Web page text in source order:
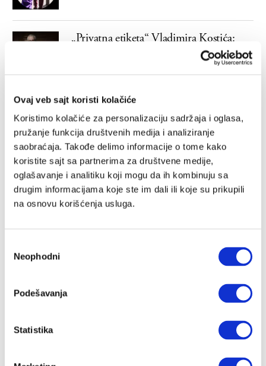
Ovaj veb sajt koristi kolačiće
Koristimo kolačiće za personalizaciju sadržaja i oglasa,
pružanje funkcija društvenih medija i analiziranje
saobraćaja. Takođe delimo informacije o tome kako
koristite sajt sa partnerima za društvene medije,
oglašavanje i analitiku koji mogu da ih kombinuju sa
drugim informacijama koje ste im dali ili koje su prikupili
na osnovu korišćenja usluga.
сагласности
Neophodni
Podešavanja
Statistika
„Privatna etiketa“ Vladimira Kostića:
„Osmijeh“ kojim se bivši predsednik
Ekskluzivni serijal Velikih priča i Borisa Miljkovića
BORIS MILJKOVIĆ
1.000 kilometara: Video-kolumna
Borisa Miljkovića (6) – Javne zgrade
1.000 kilometara: Video-kolumna